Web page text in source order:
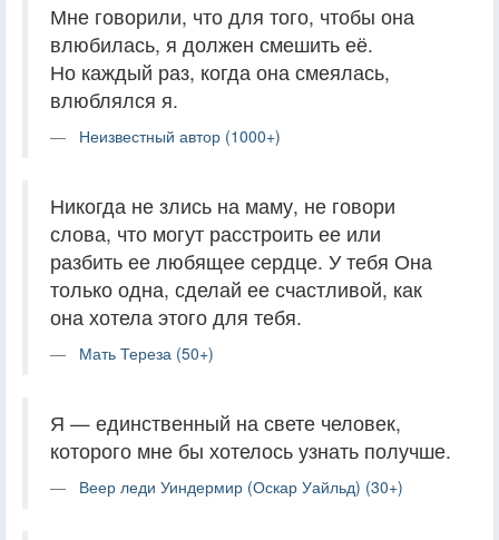
Мне говорили, что для того, чтобы она
влюбилась, я должен смешить её.
Но каждый раз, когда она смеялась,
влюблялся я.
Неизвестный автор (1000+)
Никогда не злись на маму, не говори
слова, что могут расстроить ее или
разбить ее любящее сердце. У тебя Она
только одна, сделай ее счастливой, как
она хотела этого для тебя.
Мать Тереза (50+)
Я — единственный на свете человек,
которого мне бы хотелось узнать получше.
Веер леди Уиндермир (Оскар Уайльд) (30+)